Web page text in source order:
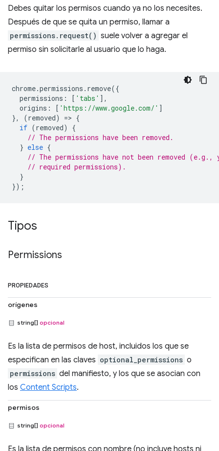
Debes quitar los permisos cuando ya no los necesites.
Después de que se quita un permiso, llamar a
permissions.request() suele volver a agregar el
permiso sin solicitarle al usuario que lo haga.
chrome.permissions . remove({
permissions : [ 'tabs' ],
origins : [ 'https://www.google.com/' ]
},
(removed) => {
if (removed)
{
// The permissions have been removed.
} else {
// The permissions have not been removed (e.g.,
// required permissions).
}
});
Tipos
Permissions
PROPIEDADES
orígenes
string[] opcional
Es la lista de permisos de host, incluidos los que se
especifican en las claves optional_permissions o
permissions del manifiesto, y los que se asocian con
los Content Scripts.
permisos
string[] opcional
Es la lista de permisos con nombre (no incluye hosts ni